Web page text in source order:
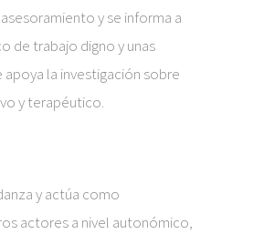
y se informa a
de trabajo digno y unas
la investigación sobre
y terapéutico.
y actúa como
actores a nivel autonómico,